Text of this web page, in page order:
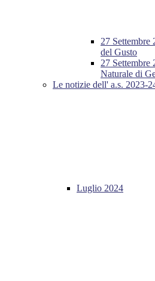
27 Settembre
del Gusto
27 Settembre
Naturale di
Le notizie dell' a.s. 2023-
Luglio 2024